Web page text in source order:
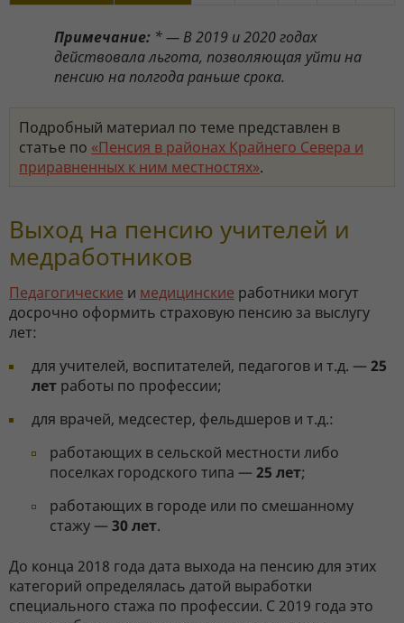
Примечание: * — В 2019 и 2020 годах
действовала льгота, позволяющая уйти на
пенсию на полгода раньше срока.
Подробный материал по теме представлен в
статье по «Пенсия в районах Крайнего Севера и
приравненных к ним местностях».
Выход на пенсию учителей и
медработников
Педагогические и медицинские работники могут
досрочно оформить страховую пенсию за выслугу
лет:
для учителей, воспитателей, педагогов и т.д. —25
лет работы по профессии;
для врачей, медсестер, фельдшеров и т.д.:
работающих в сельской местности либо
поселках городского типа —25 лет;
работающих в городе или по смешанному
стажу —30 лет.
До конца 2018 года дата выхода на пенсию для этих
категорий определялась датой выработки
специального стажа по профессии. С 2019 года это